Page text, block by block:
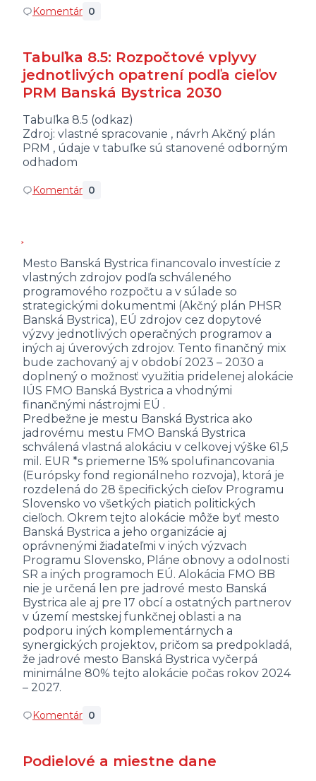
Komentár 0
Tabuľka 8.5: Rozpočtové vplyvy
jednotlivých opatrení podľa cieľov
PRM Banská Bystrica 2030
Tabuľka 8.5 (odkaz)
Zdroj: vlastné spracovanie , návrh Akčný plán
PRM , údaje v tabuľke sú stanovené odborným
odhadom
Komentár 0
Mesto Banská Bystrica financovalo investície z
vlastných zdrojov podľa schváleného
programového rozpočtu a v súlade so
strategickými dokumentmi (Akčný plán PHSR
Banská Bystrica), EÚ zdrojov cez dopytové
výzvy jednotlivých operačných programov a
iných aj úverových zdrojov. Tento finančný mix
bude zachovaný aj v období 2023 – 2030 a
doplnený o možnosť využitia pridelenej alokácie
IÚS FMO Banská Bystrica a vhodnými
finančnými nástrojmi EÚ .
Predbežne je mestu Banská Bystrica ako
jadrovému mestu FMO Banská Bystrica
schválená vlastná alokáciu v celkovej výške 61,5
mil. EUR *s priemerne 15% spolufinancovania
(Európsky fond regionálneho rozvoja), ktorá je
rozdelená do 28 špecifických cieľov Programu
Slovensko vo všetkých piatich politických
cieľoch. Okrem tejto alokácie môže byť mesto
Banská Bystrica a jeho organizácie aj
oprávnenými žiadateľmi v iných výzvach
Programu Slovensko, Pláne obnovy a odolnosti
SR a iných programoch EÚ. Alokácia FMO BB
nie je určená len pre jadrové mesto Banská
Bystrica ale aj pre 17 obcí a ostatných partnerov
v území mestskej funkčnej oblasti a na
podporu iných komplementárnych a
synergických projektov, pričom sa predpokladá,
že jadrové mesto Banská Bystrica vyčerpá
minimálne 80% tejto alokácie počas rokov 2024
– 2027.
Komentár 0
Podielové a miestne dane